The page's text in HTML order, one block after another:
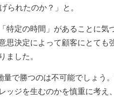
れたのか？」と。
定の時間」があることに気
決定によって顧客にとて
した。
で勝つのは不可能でしょう。
ジを生むのかを慎重に考え